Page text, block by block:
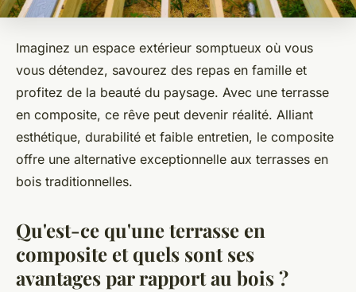
Imaginez un espace extérieur somptueux où vous
vous détendez, savourez des repas en famille et
profitez de la beauté du paysage. Avec une terrasse
en composite, ce rêve peut devenir réalité. Alliant
esthétique, durabilité et faible entretien, le composite
offre une alternative exceptionnelle aux terrasses en
bois traditionnelles.
Qu'est-ce qu'une terrasse en
composite et quels sont ses
avantages par rapport au bois ?